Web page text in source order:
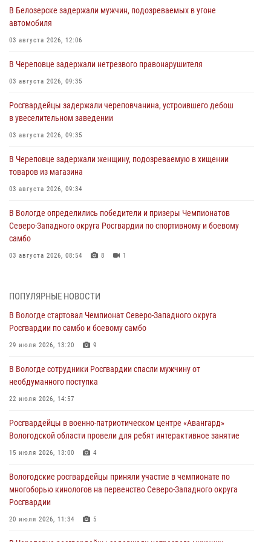
В Белозерске задержали мужчин, подозреваемых в угоне
автомобиля
03 августа 2026, 12:06
В Череповце задержали нетрезвого правонарушителя
03 августа 2026, 09:35
Росгвардейцы задержали череповчанина, устроившего дебош
в увеселительном заведении
03 августа 2026, 09:35
В Череповце задержали женщину, подозреваемую в хищении
товаров из магазина
03 августа 2026, 09:34
В Вологде определились победители и призеры Чемпионатов
Северо-Западного округа Росгвардии по спортивному и боевому
самбо
03 августа 2026, 08:54 8 1
ОХРАНЫ РОСГВАРДИИ В ВОЛОГОДСКОЙ ОБЛАСТИ ЗАДЕРЖАНО 23
02 августа 2026, 10:37
Росгвардейцы в г. Соколе задержали несовершеннолетнего
31 июля 2026, 06:43
В Вологде стартовал Чемпионат Северо-Западного округа
29 июля 2026, 13:20
В Вологде росгвардейцы задержали мужчину, подозреваемого в
29 июля 2026, 09:08
ПОПУЛЯРНЫЕ НОВОСТИ
В Вологде стартовал Чемпионат Северо-Западного округа
Росгвардии по самбо и боевому самбо
29 июля 2026, 13:20 9
В Вологде сотрудники Росгвардии спасли мужчину от
необдуманного поступка
22 июля 2026, 14:57
Росгвардейцы в военно-патриотическом центре «Авангард»
Вологодской области провели для ребят интерактивное занятие
15 июля 2026, 13:00 4
Вологодские росгвардейцы приняли участие в чемпионате по
многоборью кинологов на первенство Северо-Западного округа
Росгвардии
20 июля 2026, 11:34 5